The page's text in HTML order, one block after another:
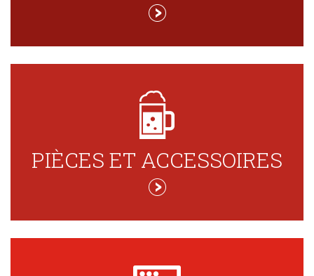
PIÈCES ET ACCESSOIRES